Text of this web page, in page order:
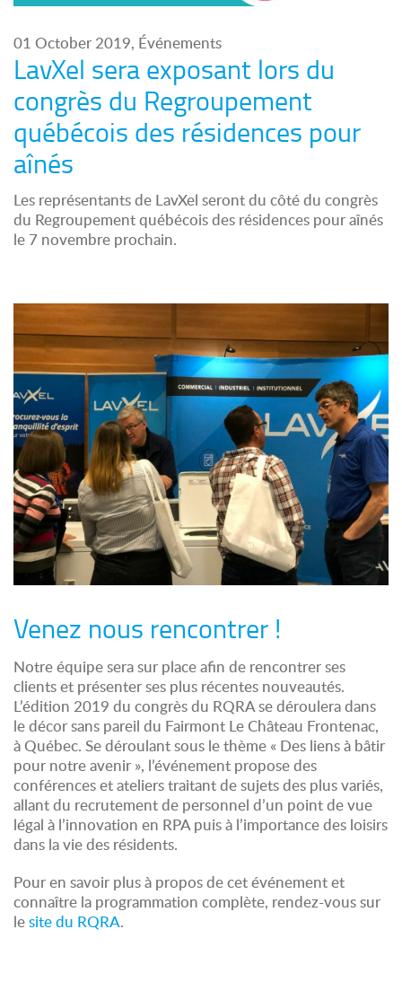
01 October 2019, Événements
LavXel sera exposant lors du
congrès du Regroupement
québécois des résidences pour
aînés
Les représentants de LavXel seront du côté du congrès
du Regroupement québécois des résidences pour aînés
le 7 novembre prochain.
Venez nous rencontrer !
Notre équipe sera sur place afin de rencontrer ses
clients et présenter ses plus récentes nouveautés.
L’édition 2019 du congrès du RQRA se déroulera dans
le décor sans pareil du Fairmont Le Château Frontenac,
à Québec. Se déroulant sous le thème « Des liens à bâtir
pour notre avenir », l’événement propose des
conférences et ateliers traitant de sujets des plus variés,
allant du recrutement de personnel d’un point de vue
légal à l’innovation en RPA puis à l’importance des loisirs
dans la vie des résidents.
Pour en savoir plus à propos de cet événement et
connaître la programmation complète, rendez-vous sur
lesite du RQRA.